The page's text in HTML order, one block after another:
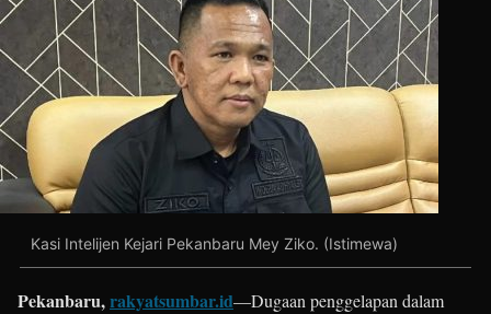
Kasi Intelijen Kejari Pekanbaru Mey Ziko. (Istimewa)
Pekanbaru,rakyatsumbar.id—Dugaan penggelapan dalam